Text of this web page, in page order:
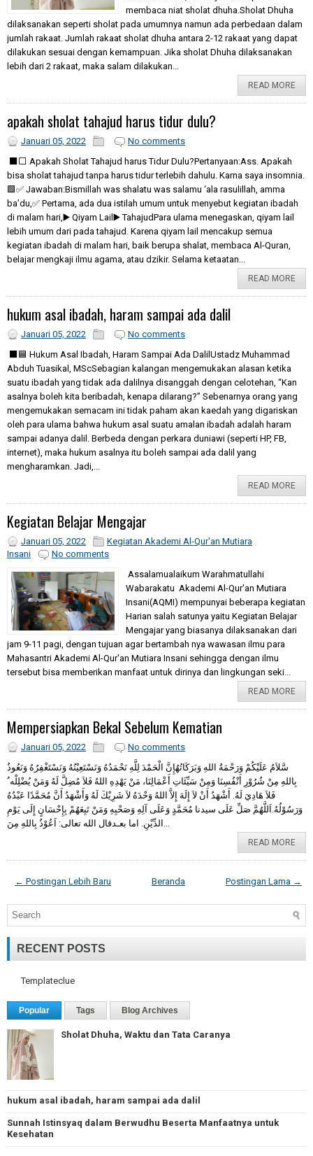
membaca niat sholat dhuha.Sholat Dhuha
dilaksanakan seperti sholat pada umumnya namun ada perbedaan dalam
jumlah rakaat. Jumlah rakaat sholat dhuha antara 2-12 rakaat yang dapat
dilakukan sesuai dengan kemampuan. Jika sholat Dhuha dilaksanakan
lebih dari 2 rakaat, maka salam dilakukan...
READ MORE
apakah sholat tahajud harus tidur dulu?
Januari 05, 2022
No comments
⬛️⬜️ Apakah Sholat Tahajud harus Tidur Dulu?Pertanyaan:Ass. Apakah
bisa sholat tahajud tanpa harus tidur terlebih dahulu. Karna saya insomnia.
🟩✅ Jawaban:Bismillah was shalatu was salamu ‘ala rasulillah, amma
ba’du,✅ Pertama, ada dua istilah umum untuk menyebut kegiatan ibadah
di malam hari,▶️ Qiyam Lail▶️ TahajudPara ulama menegaskan, qiyam lail
lebih umum dari pada tahajud. Karena qiyam lail mencakup semua
kegiatan ibadah di malam hari, baik berupa shalat, membaca Al-Quran,
belajar mengkaji ilmu agama, atau dzikir. Selama ketaatan...
READ MORE
hukum asal ibadah, haram sampai ada dalil
Januari 05, 2022
No comments
⬛️🟦 Hukum Asal Ibadah, Haram Sampai Ada DalilUstadz Muhammad
Abduh Tuasikal, MScSebagian kalangan mengemukakan alasan ketika
suatu ibadah yang tidak ada dalilnya disanggah dengan celotehan, “Kan
asalnya boleh kita beribadah, kenapa dilarang?” Sebenarnya orang yang
mengemukakan semacam ini tidak paham akan kaedah yang digariskan
oleh para ulama bahwa hukum asal suatu amalan ibadah adalah haram
sampai adanya dalil. Berbeda dengan perkara duniawi (seperti HP, FB,
internet), maka hukum asalnya itu boleh sampai ada dalil yang
mengharamkan. Jadi,...
READ MORE
Kegiatan Belajar Mengajar
Januari 05, 2022
Kegiatan Akademi Al-Qur'an Mutiara
Insani
No comments
Assalamualaikum Warahmatullahi
Wabarakatu Akademi Al-Qur'an Mutiara
Insani(AQMI) mempunyai beberapa kegiatan
Harian salah satunya yaitu Kegiatan Belajar
Mengajar yang biasanya dilaksanakan dari
jam 9-11 pagi, dengan tujuan agar bertambah nya wawasan ilmu para
Mahasantri Akademi Al-Qur'an Mutiara Insani sehingga dengan ilmu
tersebut bisa memberikan manfaat untuk dirinya dan lingkungan seki...
READ MORE
Mempersiapkan Bekal Sebelum Kematian
Januari 05, 2022
No comments
سَّلاَمُ عَلَيْكُمْ وَرَحْمَةُ اللهِ وَبَرَكَاتُهُإِنَّ الْحَمْدَ لِلَّهِ نَحْمَدُهُ وَنَسْتَعِيْنُهُ وَنَسْتَغْفِرُهُ وَنَعُوذُ
بِاللهِ مِنْ شُرُوْرِ أَنْفُسِنَا وَمِنْ سَيِّئَاتِ أَعْمَالِنَا، مَنْ يَهْدِهِ اللهُ فَلاَ مُضِلَّ لَهُ وَمَنْ يُضْلِلْه ُ
فَلاَ هَادِيَ لَهُ. أَشْهَدُ أَنْ لاَ إِلَهَ إِلاَّ اللهُ وَحْدَهُ لاَ شَرِيْكَ لَهُ وَأَشْهَدُ أَنَّ مُحَمَّدًا عَبْدُهُ
وَرَسُوْلُهُ.اَللَّهُمَّ صَلِّ عَلَى سيدنا مُحَمَّدٍ وَعَلَى آلِهِ وَصَحْبِهِ وَمَنْ تَبِعَهُمْ بِإِحْسَانٍ إِلَى يَوْمِ
الدِّيْنِ. اما بعـدقال الله تعالى: اَعُوْذُ بِاللهِ مِنَ...
READ MORE
← Postingan Lebih Baru Postingan Lama →
Beranda
RECENT POSTS
Templateclue
Popular Tags Blog Archives
Sholat Dhuha, Waktu dan Tata Caranya
hukum asal ibadah, haram sampai ada dalil
Sunnah Istinsyaq dalam Berwudhu Beserta Manfaatnya untuk
Kesehatan